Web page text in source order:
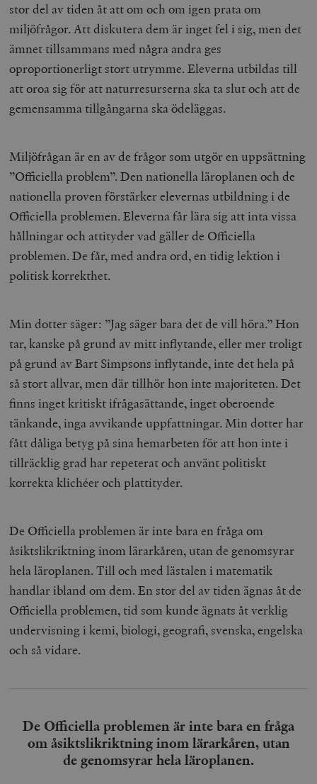
stor del av tiden åt att om och om igen prata om
miljöfrågor. Att diskutera dem är inget fel i sig, men det
ämnet tillsammans med några andra ges
oproportionerligt stort utrymme. Eleverna utbildas till
att oroa sig för att naturresurserna ska ta slut och att de
gemensamma tillgångarna ska ödeläggas.
Miljöfrågan är en av de frågor som utgör en uppsättning
”Officiella problem”. Den nationella läroplanen och de
nationella proven förstärker elevernas utbildning i de
Officiella problemen. Eleverna får lära sig att inta vissa
hållningar och attityder vad gäller de Officiella
problemen. De får, med andra ord, en tidig lektion i
politisk korrekthet.
Min dotter säger: ”Jag säger bara det de vill höra.” Hon
tar, kanske på grund av mitt inflytande, eller mer troligt
på grund av Bart Simpsons inflytande, inte det hela på
så stort allvar, men där tillhör hon inte majoriteten. Det
finns inget kritiskt ifrågasättande, inget oberoende
tänkande, inga avvikande uppfattningar. Min dotter har
fått dåliga betyg på sina hemarbeten för att hon inte i
tillräcklig grad har repeterat och använt politiskt
korrekta klichéer och plattityder.
De Officiella problemen är inte bara en fråga om
åsiktslikriktning inom lärarkåren, utan de genomsyrar
hela läroplanen. Till och med lästalen i matematik
handlar ibland om dem. En stor del av tiden ägnas åt de
Officiella problemen, tid som kunde ägnats åt verklig
undervisning i kemi, biologi, geografi, svenska, engelska
och så vidare.
De Officiella problemen är inte bara en fråga
om åsiktslikriktning inom lärarkåren, utan
de genomsyrar hela läroplanen.